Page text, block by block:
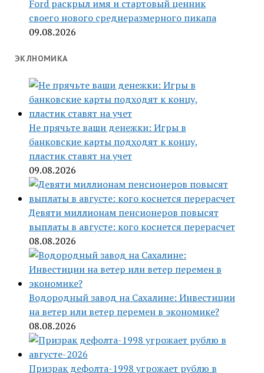
Ford раскрыл имя и стартовый ценник
своего нового среднеразмерного пикапа
09.08.2026
ЭКЛНОМИКА
Не прячьте ваши денежки: Игры в
банковские карты подходят к концу,
пластик ставят на учет
09.08.2026
Девяти миллионам пенсионеров повысят
выплаты в августе: кого коснется перерасчет
08.08.2026
Водородный завод на Сахалине: Инвестиции
на ветер или ветер перемен в экономике?
08.08.2026
Призрак дефолта-1998 угрожает рублю в